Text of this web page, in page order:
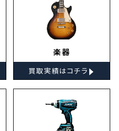
楽器
買取実績はコチラ ▸